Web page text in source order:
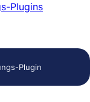
Plugins
Plugin